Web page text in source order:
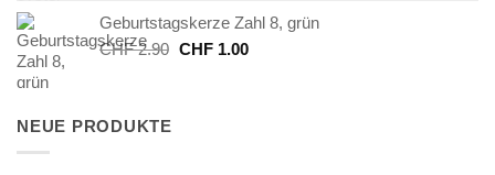
CHF 7.50CHF 3.75.
Geburtstagskerze Zahl 8, grün
CHF2.90 Ursprünglicher
CHF1.00Aktueller
NEUE PRODUKTE